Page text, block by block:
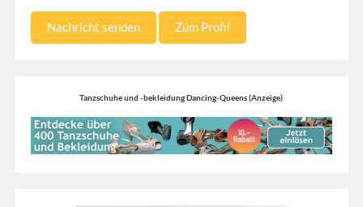
Nachricht senden Zum Profil
Tanzschuhe und -bekleidung Dancing-Queens (Anzeige)